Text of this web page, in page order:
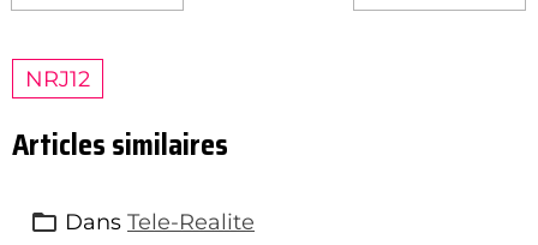
NRJ12
Articles similaires
Dans Tele-Realite